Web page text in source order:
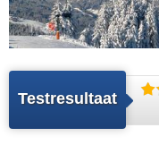
Testresultaat